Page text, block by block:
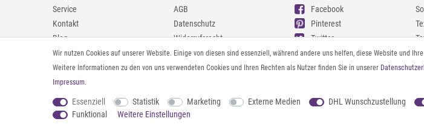
Service
Kontakt
Blog
09402/9388966
0160/98693481
AGB
Datenschutz
Widerrufsrecht
Zahlung und Versand
Rücksendeinformationen
Vertrag widerrufen
Facebook
Pinterest
Twitter
Youtube
Threads
Wir nutzen Cookies auf unserer Website. Einige von diesen sind essenziell, während andere uns helfen, diese Website und
Weitere Informationen zu den von uns verwendeten Cookies und Ihren Rechten als Nutzer finden Sie in unserer
Impressum.
Essenziell Statistik Marketing Externe Medien DHL Wunschzustellung
Funktional
Weitere Einstellungen